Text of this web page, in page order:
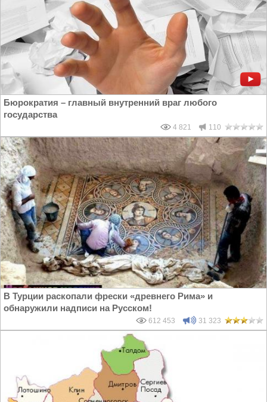
Бюрократия – главный внутренний враг любого
государства
4 821 110
В Турции раскопали фрески «древнего Рима» и
обнаружили надписи на Русском!
612 453 31 323